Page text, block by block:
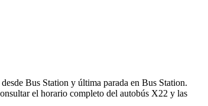
Bus Station y última parada en Bus Station.
el horario completo del autobús X22 y las